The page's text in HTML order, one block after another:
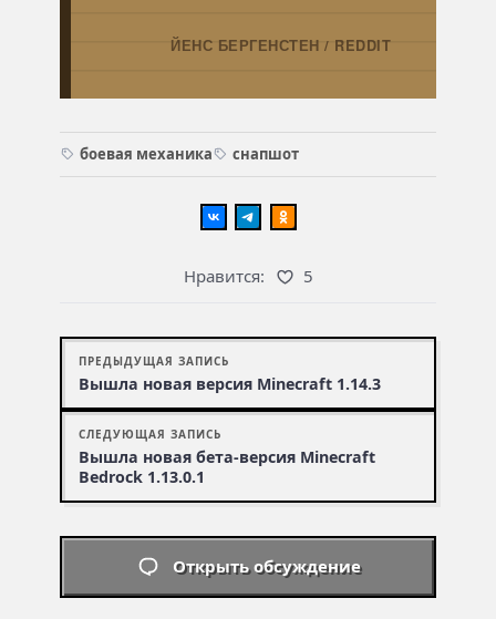
ЙЕНС БЕРГЕНСТЕН / REDDIT
боевая механика снапшот
Нравится: 5
ПРЕДЫДУЩАЯ ЗАПИСЬ
Вышла новая версия Minecraft 1.14.3
СЛЕДУЮЩАЯ ЗАПИСЬ
Вышла новая бета-версия Minecraft
Bedrock 1.13.0.1
Открыть обсуждение